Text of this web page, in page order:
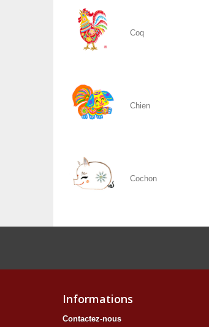
Coq
Chien
Cochon
Informations
Contactez-nous